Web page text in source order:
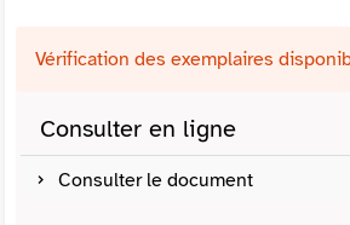
Vérification des exemplaires
Consulter en ligne
Consulter le document